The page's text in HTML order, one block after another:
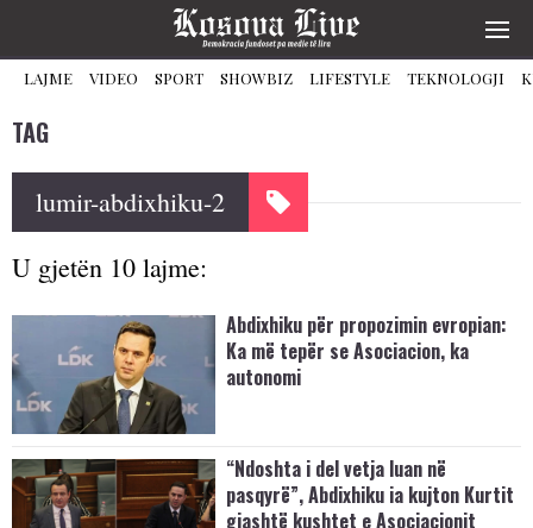
LAJME VIDEO SPORT SHOWBIZ LIFESTYLE TEKNOLOGJI
TAG
lumir-abdixhiku-2
U gjetën 10 lajme:
Abdixhiku për propozimin evropian:
Ka më tepër se Asociacion, ka
autonomi
“Ndoshta i del vetja luan në
pasqyrë”, Abdixhiku ia kujton Kurtit
gjashtë kushtet e Asociacionit